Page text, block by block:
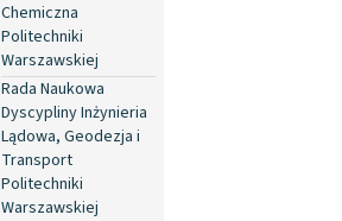
Chemiczna
Politechniki
Warszawskiej
Rada Naukowa
Dyscypliny Inżynieria
Lądowa, Geodezja i
Transport
Politechniki
Warszawskiej